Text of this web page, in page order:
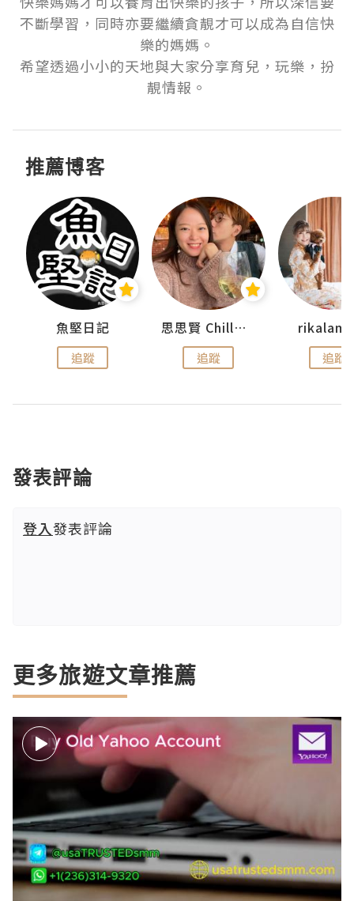
不斷學習，同時亦要繼續貪靚才可以成為自信快
樂的媽媽。
希望透過小小的天地與大家分享育兒，玩樂，扮
推薦博客
魚堅日記
追蹤
思思賢 ChillMyBabe
追蹤 追蹤
發表評論
登入發表評論
更多旅遊文章推薦